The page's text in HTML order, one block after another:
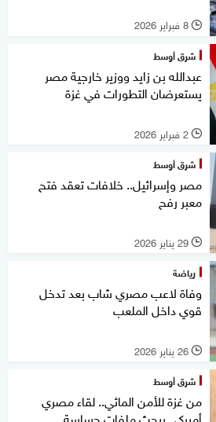
l 8 فبراير 2026
شرق أوسط
عبدالله بن زايد ووزير خارجية مصر
يستعرضان التطورات في غزة
l 2 فبراير 2026
شرق أوسط
مصر وإسرائيل.. خلافات تعقد فتح
معبر رفح
l 29 يناير 2026
رياضة
وفاة لاعب مصري شاب بعد تدخل
قوي داخل الملعب
l 26 يناير 2026
شرق أوسط
من غزة للأمن المائي.. لقاء مصري
أميركي يبحث ملفات حساسة